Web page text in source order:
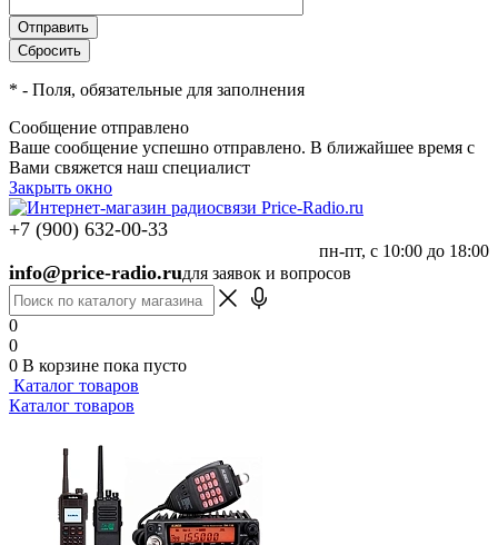
* - Поля, обязательные для заполнения
Сообщение отправлено
Ваше сообщение успешно отправлено. В ближайшее время с
Вами свяжется наш специалист
Закрыть окно
+7 (900) 632-00-33
пн-пт, с 10:00 до 18:00
info@price-radio.ruдля заявок и вопросов
0
0
0 В корзине пока пусто
Каталог товаров
Каталог товаров